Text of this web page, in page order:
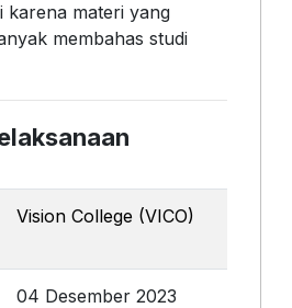
karena materi yang
membahas studi
Vision College (VICO)
04 Desember 2023